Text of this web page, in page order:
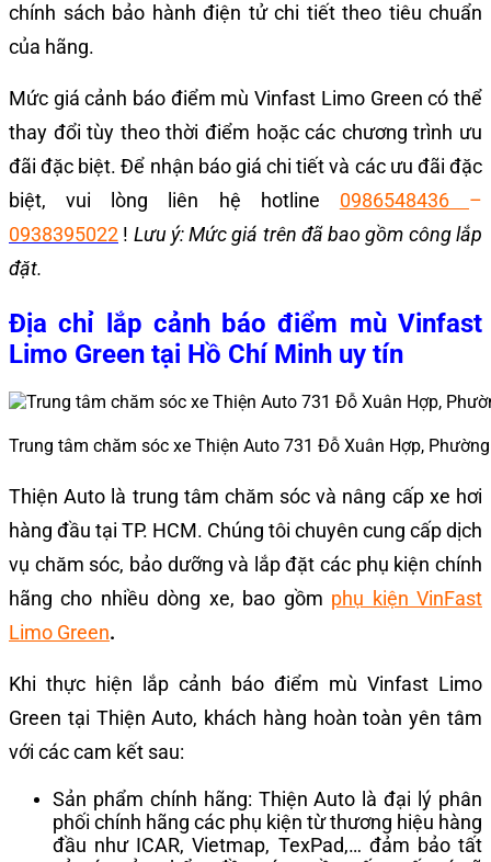
chính sách bảo hành điện tử chi tiết theo tiêu chuẩn
của hãng.
Mức giá cảnh báo điểm mù Vinfast Limo Green có thể
thay đổi tùy theo thời điểm hoặc các chương trình ưu
đãi đặc biệt. Để nhận báo giá chi tiết và các ưu đãi đặc
biệt, vui lòng liên hệ hotline 0986548436 –
0938395022 ! Lưu ý: Mức giá trên đã bao gồm công lắp
đặt.
Địa chỉ lắp cảnh báo điểm mù Vinfast
Limo Green tại Hồ Chí Minh uy tín
Trung tâm chăm sóc xe Thiện Auto 731 Đỗ Xuân Hợp,
Thiện Auto là trung tâm chăm sóc và nâng cấp xe hơi
hàng đầu tại TP. HCM. Chúng tôi chuyên cung cấp dịch
vụ chăm sóc, bảo dưỡng và lắp đặt các phụ kiện chính
hãng cho nhiều dòng xe, bao gồm phụ kiện VinFast
Limo Green.
Khi thực hiện lắp cảnh báo điểm mù Vinfast Limo
Green tại Thiện Auto, khách hàng hoàn toàn yên tâm
với các cam kết sau:
Sản phẩm chính hãng: Thiện Auto là đại lý phân
phối chính hãng các phụ kiện từ thương hiệu hàng
đầu như ICAR, Vietmap, TexPad,… đảm bảo tất